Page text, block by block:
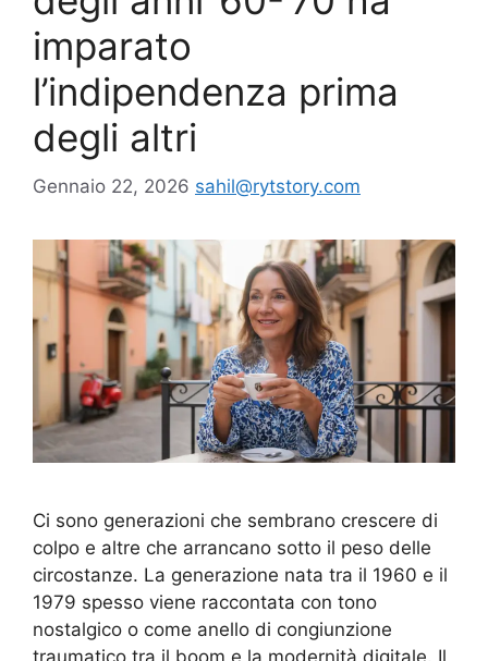
imparato
l’indipendenza prima
degli altri
Gennaio 22, 2026 sahil@rytstory.com
Ci sono generazioni che sembrano crescere di
colpo e altre che arrancano sotto il peso delle
circostanze. La generazione nata tra il 1960 e il
1979 spesso viene raccontata con tono
nostalgico o come anello di congiunzione